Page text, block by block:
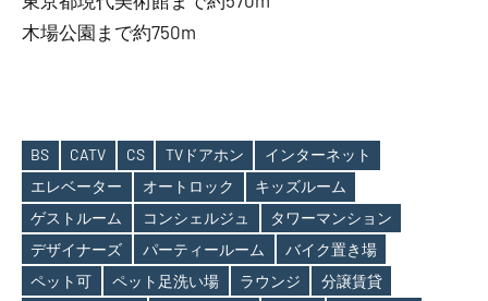
木場公園まで約750m
Tags
BS CATV CS TVドアホン
インターネット
エレベーター
オートロック
キッズルーム
ゲストルーム
コンシェルジュ
タワーマンション
デザイナーズ
パーティールーム
バイク置き場
ペット可
ペット足洗い場 ラウンジ
分譲賃貸